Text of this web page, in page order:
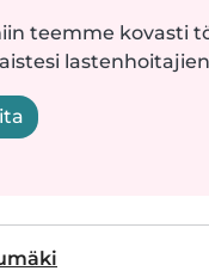
teemme kovasti